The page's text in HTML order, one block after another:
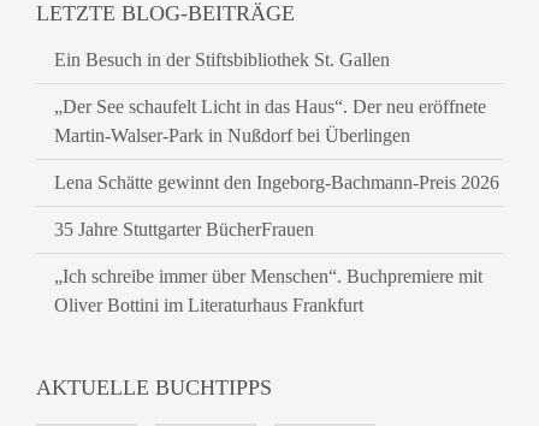
LETZTE BLOG-BEITRÄGE
Ein Besuch in der Stiftsbibliothek St. Gallen
„Der See schaufelt Licht in das Haus“. Der neu eröffnete
Martin-Walser-Park in Nußdorf bei Überlingen
Lena Schätte gewinnt den Ingeborg-Bachmann-Preis 2026
35 Jahre Stuttgarter BücherFrauen
„Ich schreibe immer über Menschen“. Buchpremiere mit
Oliver Bottini im Literaturhaus Frankfurt
AKTUELLE BUCHTIPPS